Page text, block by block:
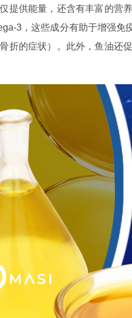
提供能量，还含有丰富的营
3，这些成分有助于增强
折的症状）。此外，鱼油还